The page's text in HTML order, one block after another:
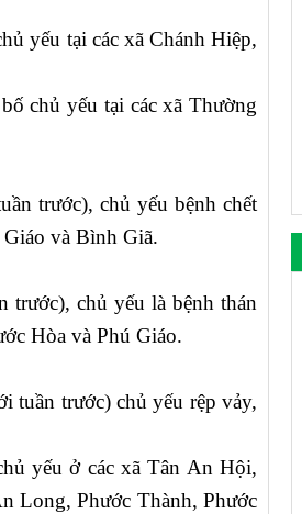
yếu tại các xã Chánh Hiệp,
chủ yếu tại các xã Thường
trước), chủ yếu bệnh chết
Giáo và Bình Giã.
trước), chủ yếu là bệnh thán
Hòa và Phú Giáo.
tuần trước) chủ yếu rệp vảy,
yếu ở các xã Tân An Hội,
Long, Phước Thành, Phước